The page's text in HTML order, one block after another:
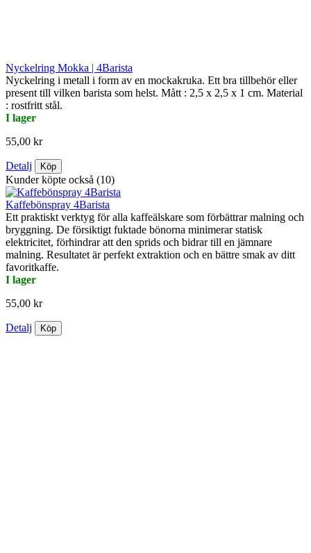
Nyckelring Mokka | 4Barista
Nyckelring i metall i form av en mockakruka. Ett bra tillbehör eller
present till vilken barista som helst. Mått : 2,5 x 2,5 x 1 cm. Material
: rostfritt stål.
I lager
55,00 kr
Detalj Köp
Kunder köpte också (10)
Kaffebönspray 4Barista
Ett praktiskt verktyg för alla kaffeälskare som förbättrar malning och
bryggning. De försiktigt fuktade bönorna minimerar statisk
elektricitet, förhindrar att den sprids och bidrar till en jämnare
malning. Resultatet är perfekt extraktion och en bättre smak av ditt
favoritkaffe.
I lager
55,00 kr
Detalj Köp